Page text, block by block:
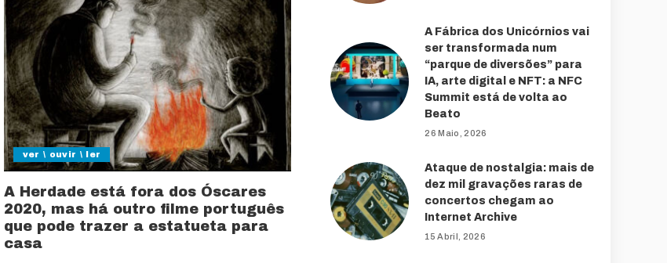
ver \ ouvir \ ler
A Herdade está fora dos Óscares
2020, mas há outro filme português
que pode trazer a estatueta para
casa
A Fábrica dos Unicórnios vai
ser transformada num
“parque de diversões” para
IA, arte digital e NFT: a NFC
Summit está de volta ao
Beato
26 Maio, 2026
Ataque de nostalgia: mais de
dez mil gravações raras de
concertos chegam ao
Internet Archive
15 Abril, 2026